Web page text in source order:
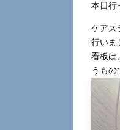
本日行
ケアス
行いま
看板は
うもの